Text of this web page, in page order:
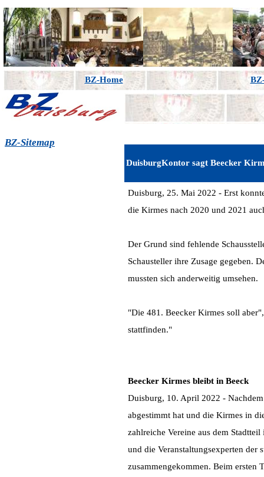
BZ-Home
BZ-Sitemap
DuisburgKontor sagt Beecker
Duisburg, 25. Mai 2022 - Erst
die Kirmes nach 2020 und 2021
Der Grund sind fehlende
Schausteller ihre Zusage gegeben.
mussten sich anderweitig umsehen.
"Die 481. Beecker Kirmes soll
stattfinden."
Beecker Kirmes bleibt in Beeck
Duisburg, 10. April 2022 -
abgestimmt hat und die Kirmes in
zahlreiche Vereine aus dem
und die Veranstaltungsexperten der
zusammengekommen. Beim ersten